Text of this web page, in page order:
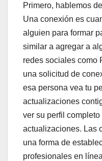
Primero, hablemos
Una conexión es
alguien para formar
similar a agregar a
redes sociales como
una solicitud de
esa persona vea tu
actualizaciones
ver su perfil
actualizaciones. Las
una forma de
profesionales en